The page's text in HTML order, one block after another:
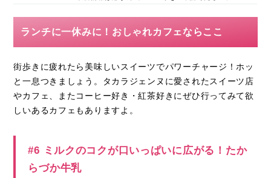
ランチに一休みに！おしゃれカフェならここ
街歩きに疲れたら美味しいスイーツでパワーチャージ！ホッ
と一息つきましょう。タカラジェンヌに愛されたスイーツ店
やカフェ、またコーヒー好き・紅茶好きにぜひ行ってみて欲
しいあるカフェもありますよ。
#6 ミルクのコクが口いっぱいに広がる！たか
らづか牛乳